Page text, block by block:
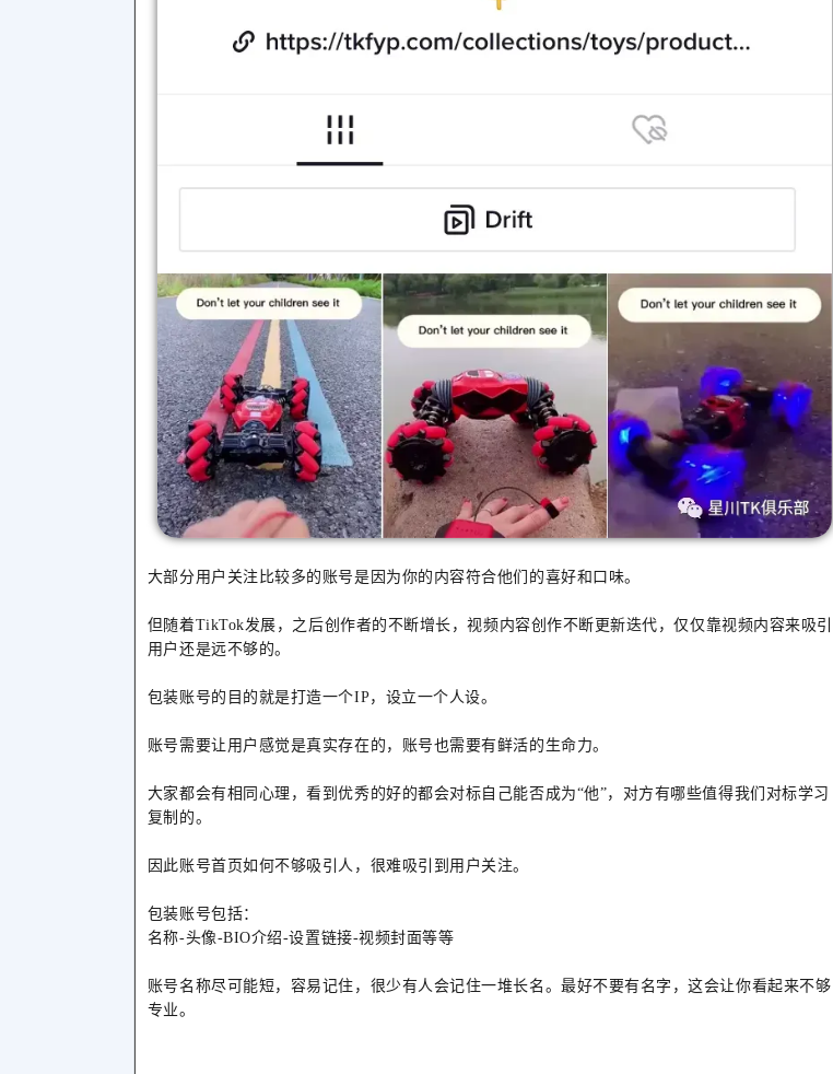
大部分用户关注比较多的账号是因为你的内容符合他们的喜好和口味。
但随着TikTok发展，之后创作者的不断增长，视频内容创作不断更新迭代，仅仅靠视频内容来吸引
用户还是远不够的。
包装账号的目的就是打造一个IP，设立一个人设。
账号需要让用户感觉是真实存在的，账号也需要有鲜活的生命力。
大家都会有相同心理，看到优秀的好的都会对标自己能否成为“他”，对方有哪些值得我们对标学习
复制的。
因此账号首页如何不够吸引人，很难吸引到用户关注。
包装账号包括：
名称-头像-BIO介绍-设置链接-视频封面等等
账号名称尽可能短，容易记住，很少有人会记住一堆长名。最好不要有名字，这会让你看起来不够
专业。